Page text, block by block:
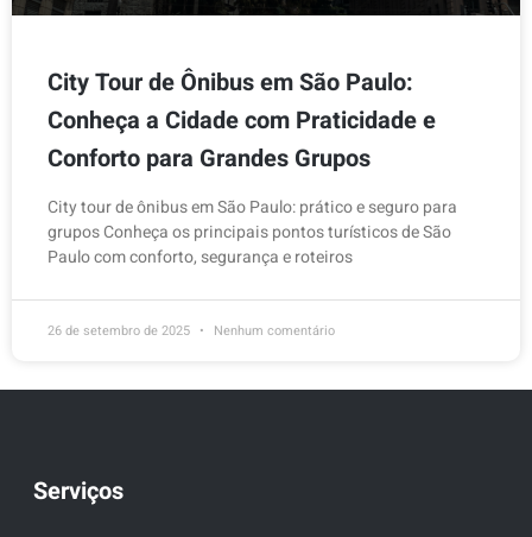
City Tour de Ônibus em São Paulo:
Conheça a Cidade com Praticidade e
Conforto para Grandes Grupos
City tour de ônibus em São Paulo: prático e seguro para
grupos Conheça os principais pontos turísticos de São
Paulo com conforto, segurança e roteiros
26 de setembro de 2025 Nenhum comentário
Serviços